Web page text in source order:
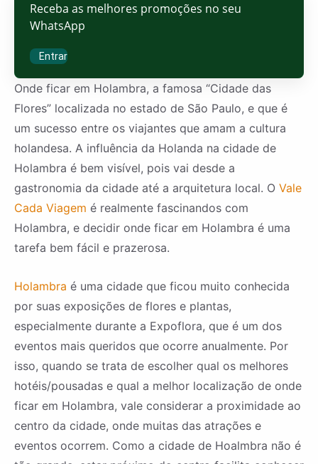
Receba as melhores promoções no seu
WhatsApp
Entrar
Onde ficar em Holambra, a famosa “Cidade das
Flores” localizada no estado de São Paulo, e que é
um sucesso entre os viajantes que amam a cultura
holandesa. A influência da Holanda na cidade de
Holambra é bem visível, pois vai desde a
gastronomia da cidade até a arquitetura local. O Vale
Cada Viagem é realmente fascinandos com
Holambra, e decidir onde ficar em Holambra é uma
tarefa bem fácil e prazerosa.
Holambra é uma cidade que ficou muito conhecida
por suas exposições de flores e plantas,
especialmente durante a Expoflora, que é um dos
eventos mais queridos que ocorre anualmente. Por
isso, quando se trata de escolher qual os melhores
hotéis/pousadas e qual a melhor localização de onde
ficar em Holambra, vale considerar a proximidade ao
centro da cidade, onde muitas das atrações e
eventos ocorrem. Como a cidade de Hoalmbra não é